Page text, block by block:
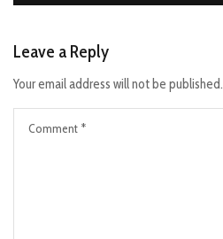
Leave a Reply
Your email address will not be published.